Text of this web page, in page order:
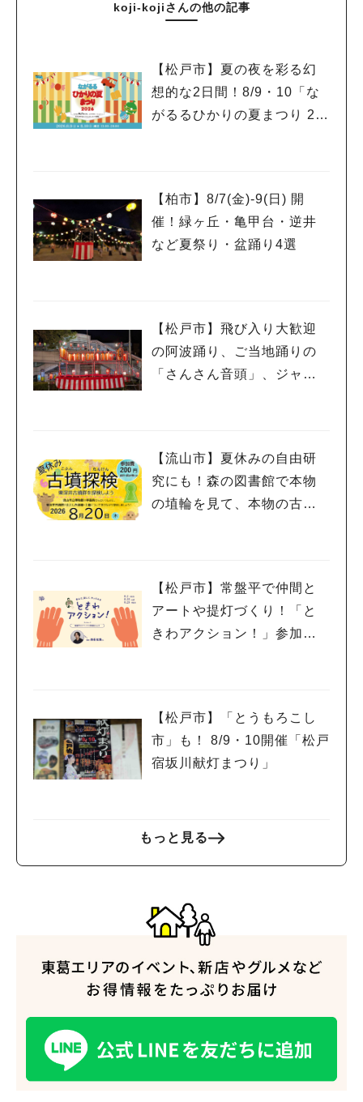
koji-kojiさんの他の記事
【松戸市】夏の夜を彩る幻
想的な2日間！8/9・10「な
がるるひかりの夏まつり 20
【柏市】8/7(金)‐9(日) 開
催！緑ヶ丘・亀甲台・逆井
など夏祭り・盆踊り4選
【松戸市】飛び入り大歓迎
の阿波踊り、ご当地踊りの
「さんさん音頭」、ジャ
【流山市】夏休みの自由研
究にも！森の図書館で本物
の埴輪を見て、本物の古墳
【松戸市】常盤平で仲間と
アートや提灯づくり！「と
きわアクション！」参加者
【松戸市】「とうもろこし
市」も！ 8/9・10開催「松戸
宿坂川献灯まつり」
もっと見る